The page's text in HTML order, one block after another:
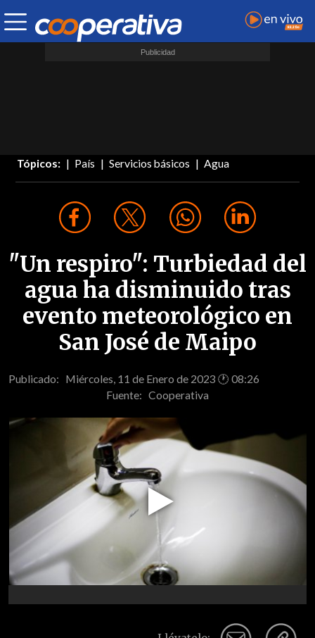
Tópicos: País Servicios básicos Agua
"Un respiro": Turbiedad del
agua ha disminuido tras
evento meteorológico en
San José de Maipo
Publicado: Miércoles, 11 de Enero de 2023 🕐 08:26
Fuente: Cooperativa
Video